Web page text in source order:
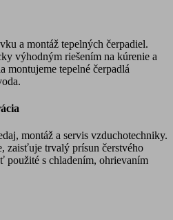
a montáž tepelných čerpadiel.
výhodným riešením na kúrenie a
montujeme tepelné čerpadlá
montáž a servis vzduchotechniky.
zaisťuje trvalý prísun čerstvého
použité s chladením, ohrievaním